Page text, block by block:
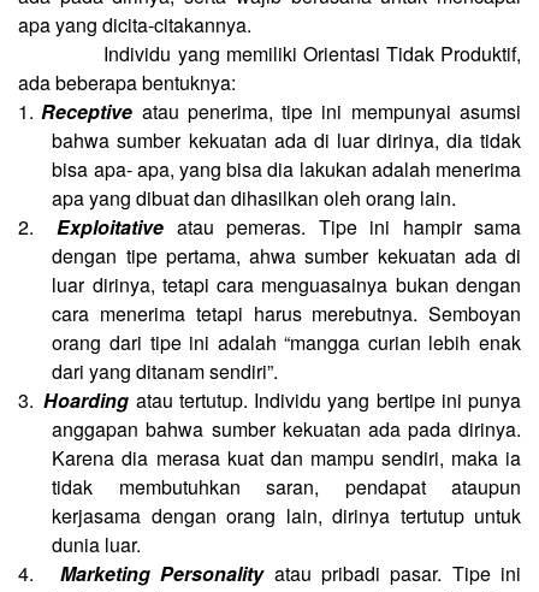
apa yang dicita-citakannya.
Individu yang memiliki Orientasi Tidak Produktif,
ada beberapa bentuknya:
1. Receptive atau penerima, tipe ini mempunyai asumsi
bahwa sumber kekuatan ada di luar dirinya, dia tidak
bisa apa- apa, yang bisa dia lakukan adalah menerima
apa yang dibuat dan dihasilkan oleh orang lain.
2.
Exploitative atau pemeras. Tipe ini hampir sama
dengan tipe pertama, ahwa sumber kekuatan ada di
luar dirinya, tetapi cara menguasainya bukan dengan
cara menerima tetapi harus merebutnya. Semboyan
orang dari tipe ini adalah “mangga curian lebih enak
dari yang ditanam sendiri”.
3. Hoarding atau tertutup. Individu yang bertipe ini punya
anggapan bahwa sumber kekuatan ada pada dirinya.
Karena dia merasa kuat dan mampu sendiri, maka ia
tidak membutuhkan saran, pendapat ataupun
kerjasama dengan orang lain, dirinya tertutup untuk
dunia luar.
4.
Marketing Personality atau pribadi pasar. Tipe ini